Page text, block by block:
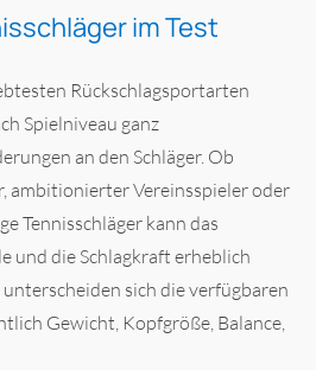
im Test
Rückschlagsportarten
Spielniveau ganz
an den Schläger. Ob
ambitionierter Vereinsspieler oder
Tennisschläger kann das
und die Schlagkraft erheblich
sich die verfügbaren
Gewicht, Kopfgröße, Balance,